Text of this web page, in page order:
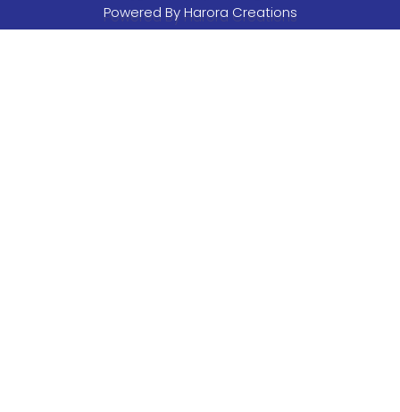
Powered By Harora Creations